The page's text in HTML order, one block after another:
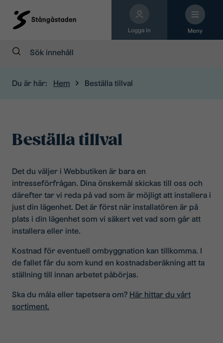
Logga in Meny
Sök:
Du är här: Hem Beställa tillval
Beställa tillval
Det du väljer i Webbutiken är bara en
intresseförfrågan. Dina önskemål skickas till oss och
därefter tar vi reda på vad som är möjligt att installera i
just din lägenhet. Det är först när installatören är på
plats i din lägenhet som vi säkert vet vad som går att
installera eller inte.
Kostnad för eventuell ombyggnation kan tillkomma. I
de fallet får du som kund en kostnadsberäkning att ta
ställning till innan arbetet påbörjas.
Ska du måla eller tapetsera om? Här hittar du vårt
sortiment.